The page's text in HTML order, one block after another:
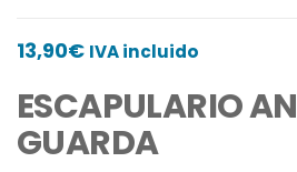
13,90€ IVA incluido
ESCAPULARIO
GUARDA